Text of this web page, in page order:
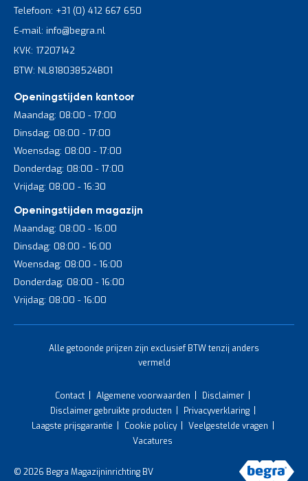
Telefoon: +31 (0) 412 667 650
E-mail: info@begra.nl
KVK: 17207142
BTW: NL818038524B01
Openingstijden kantoor
Maandag: 08:00 - 17:00
Dinsdag: 08:00 - 17:00
Woensdag: 08:00 - 17:00
Donderdag: 08:00 - 17:00
Vrijdag: 08:00 - 16:30
Openingstijden magazijn
Maandag: 08:00 - 16:00
Dinsdag: 08:00 - 16:00
Woensdag: 08:00 - 16:00
Donderdag: 08:00 - 16:00
Vrijdag: 08:00 - 16:00
Alle getoonde prijzen zijn exclusief BTW tenzij anders
vermeld
Contact Algemene voorwaarden
Disclaimer
Disclaimer gebruikte producten
Privacyverklaring
Laagste prijsgarantie
Cookie policy
Veelgestelde vragen
Vacatures
© 2026 Begra Magazijninrichting BV